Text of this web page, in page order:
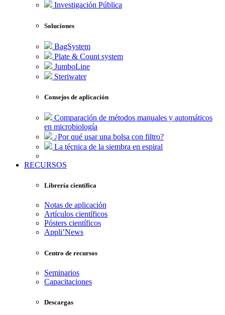
Investigación Pública
Soluciones
BagSystem
Plate & Count system
JumboLine
Steriwater
Consejos de aplicación
Comparación de métodos manuales y automáticos
en microbiología
¿Por qué usar una bolsa con filtro?
La técnica de la siembra en espiral
RECURSOS
Librería científica
Notas de aplicación
Artículos científicos
Pósters científicos
Appli’News
Centro de recursos
Seminarios
Capacitaciones
Descargas